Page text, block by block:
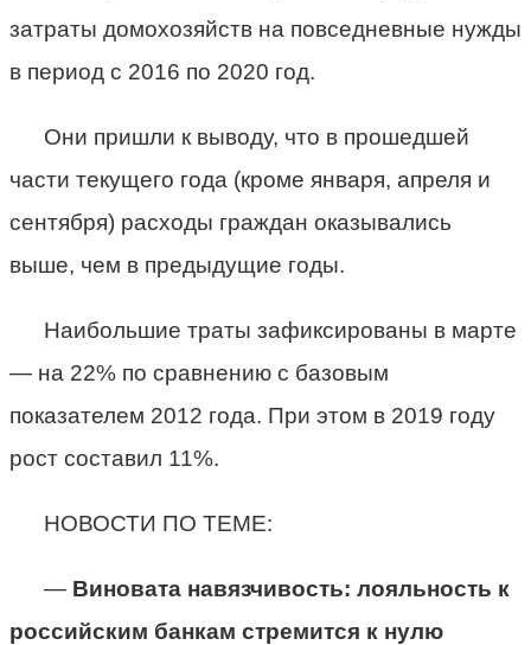
затраты домохозяйств на повседневные нужды
в период с 2016 по 2020 год.
Они пришли к выводу, что в прошедшей
части текущего года (кроме января, апреля и
сентября) расходы граждан оказывались
выше, чем в предыдущие годы.
Наибольшие траты зафиксированы в марте
— на 22% по сравнению с базовым
показателем 2012 года. При этом в 2019 году
рост составил 11%.
НОВОСТИ ПО ТЕМЕ:
— Виновата навязчивость: лояльность к
российским банкам стремится к нулю